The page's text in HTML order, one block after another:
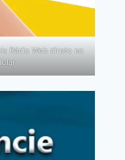
Rádio Web direto no